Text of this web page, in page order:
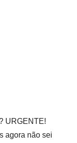
URGENTE!
agora não sei